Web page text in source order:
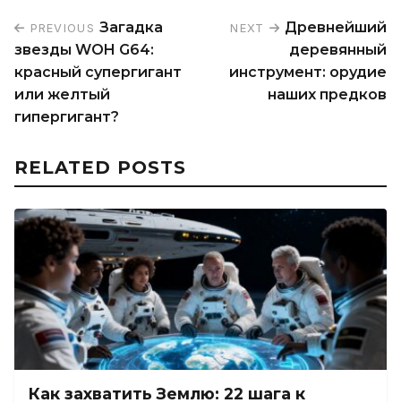
PREVIOUS Загадка
звезды WOH G64:
красный супергигант
или желтый
гипергигант?
NEXT
Древнейший
деревянный
инструмент: орудие
наших предков
RELATED POSTS
Как захватить Землю: 22 шага к